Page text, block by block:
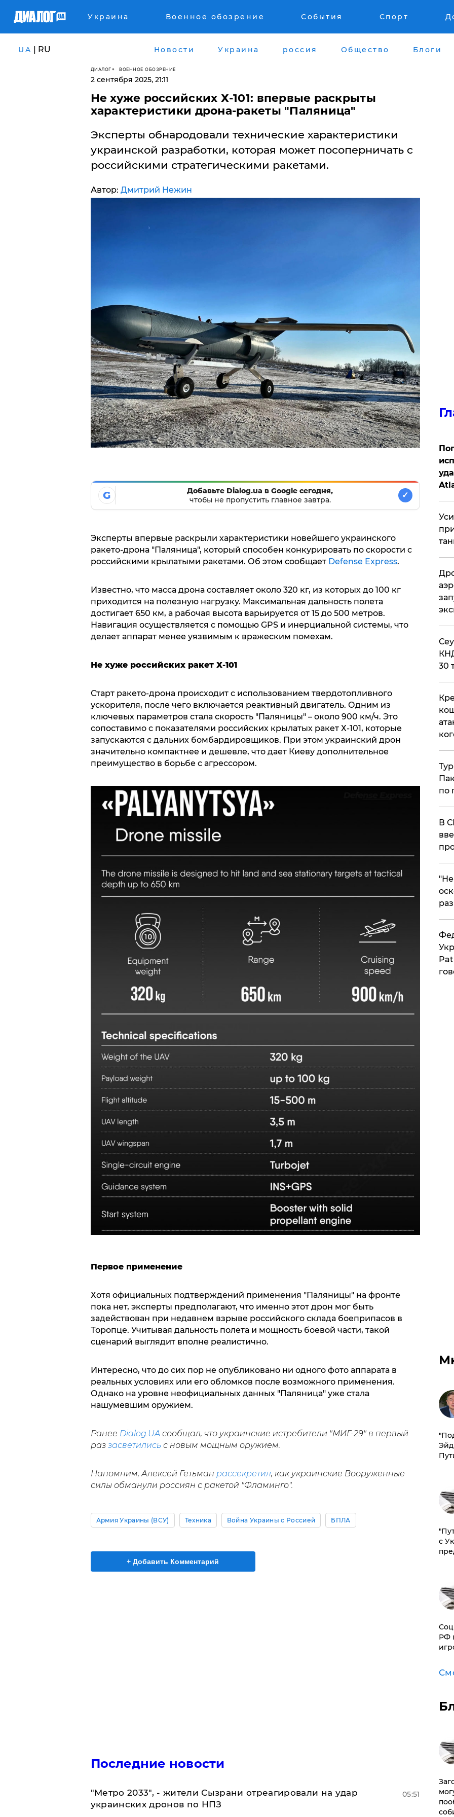
Украина Военное обозрение События Спорт
UA | RU Новости Украина россия Общество Блоги
ДИАЛОГ ВОЕННОЕ ОБОЗРЕНИЕ
2 сентября 2025, 21:11
Не хуже российских Х-101: впервые раскрыты
характеристики дрона-ракеты "Паляница"
Эксперты обнародовали технические характеристики
украинской разработки, которая может посоперничать с
российскими стратегическими ракетами.
Автор: Дмитрий Нежин
G
Добавьте Dialog.ua в Google сегодня,
чтобы не пропустить главное завтра.
✓
Эксперты впервые раскрыли характеристики новейшего украинского
ракето-дрона "Паляница", который способен конкурировать по скорости с
российскими крылатыми ракетами. Об этом сообщает Defense Express.
Известно, что масса дрона составляет около 320 кг, из которых до 100 кг
приходится на полезную нагрузку. Максимальная дальность полета
достигает 650 км, а рабочая высота варьируется от 15 до 500 метров.
Навигация осуществляется с помощью GPS и инерциальной системы, что
делает аппарат менее уязвимым к вражеским помехам.
Не хуже российских ракет Х-101
Старт ракето-дрона происходит с использованием твердотопливного
ускорителя, после чего включается реактивный двигатель. Одним из
ключевых параметров стала скорость "Паляницы" – около 900 км/ч. Это
сопоставимо с показателями российских крылатых ракет Х-101, которые
запускаются с дальних бомбардировщиков. При этом украинский дрон
значительно компактнее и дешевле, что дает Киеву дополнительное
преимущество в борьбе с агрессором.
Первое применение
Хотя официальных подтверждений применения "Паляницы" на фронте
пока нет, эксперты предполагают, что именно этот дрон мог быть
задействован при недавнем взрыве российского склада боеприпасов в
Торопце. Учитывая дальность полета и мощность боевой части, такой
сценарий выглядит вполне реалистично.
Интересно, что до сих пор не опубликовано ни одного фото аппарата в
реальных условиях или его обломков после возможного применения.
Однако на уровне неофициальных данных "Паляница" уже стала
нашумевшим оружием.
Ранее Dialog.UAсообщал, что украинские истребители "МИГ-29" в первый
раз засветились с новым мощным оружием.
Напомним, Алексей Гетьман рассекретил, как украинские Вооруженные
силы обманули россиян с ракетой "Фламинго".
Армия Украины (ВСУ) Техника Война Украины с Россией БПЛА
+ Добавить Комментарий
Последние новости
"Метро 2033", - жители Сызрани отреагировали на удар
украинских дронов по НПЗ
05:51
30
по
В
с
РФ